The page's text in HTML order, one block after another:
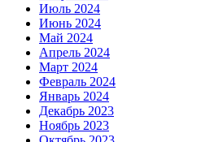
Июль 2024
Июнь 2024
Май 2024
Апрель 2024
Март 2024
Февраль 2024
Январь 2024
Декабрь 2023
Ноябрь 2023